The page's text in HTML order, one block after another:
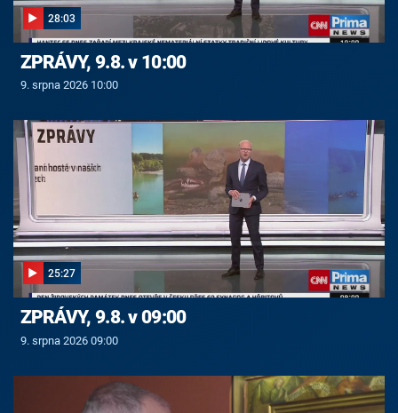
28:03
ZPRÁVY, 9.8. v 10:00
9. srpna 2026 10:00
25:27
ZPRÁVY, 9.8. v 09:00
9. srpna 2026 09:00